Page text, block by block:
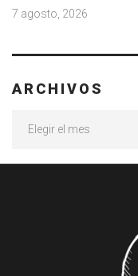
7 agosto, 2026
ARCHIVOS